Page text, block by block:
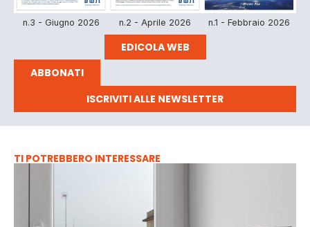
n.3 - Giugno 2026 n.2 - Aprile 2026 n.1 - Febbraio 2026
EDICOLA WEB
ABBONATI
ISCRIVITI ALLE NEWSLETTER
TI POTREBBERO INTERESSARE